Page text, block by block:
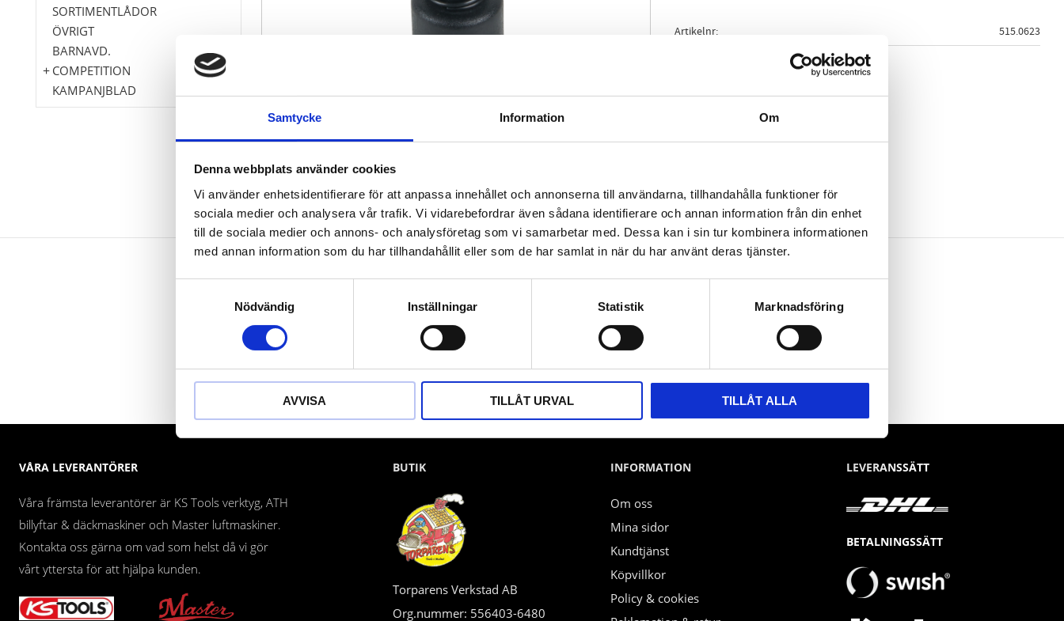
Samtycke Information Om
Denna webbplats använder cookies
Vi använder enhetsidentifierare för att anpassa innehållet och annonserna till användarna, tillhandahålla funktioner för
sociala medier och analysera vår trafik. Vi vidarebefordrar även sådana identifierare och annan information från din enhet
till de sociala medier och annons- och analysföretag som vi samarbetar med. Dessa kan i sin tur kombinera informationen
med annan information som du har tillhandahållit eller som de har samlat in när du har använt deras tjänster.
Nödvändig
Inställningar Statistik Marknadsföring
AVVISA TILLÅT URVAL TILLÅT ALLA
Artikelnr 515.0623
SORTIMENTLÅDOR
ÖVRIGT
BARNAVD.
COMPETITION
KAMPANJBLAD
PRENUMERERA
VÅRA LEVERANTÖRER
Våra främsta leverantörer är KS Tools verktyg, ATH
billyftar & däckmaskiner och Master luftmaskiner.
Kontakta oss gärna om vad som helst då vi gör
vårt yttersta för att hjälpa kunden.
BUTIK
Torparens Verkstad AB
Org.nummer: 556403-6480
INFORMATION
Om oss
Mina sidor
Kundtjänst
Köpvillkor
Policy & cookies
LEVERANSSÄTT
BETALNINGSSÄTT